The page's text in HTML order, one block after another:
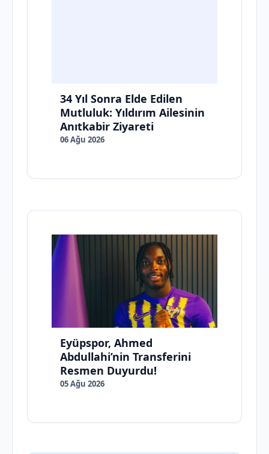
34 Yıl Sonra Elde Edilen
Mutluluk: Yıldırım Ailesinin
Anıtkabir Ziyareti
06 Ağu 2026
Eyüpspor, Ahmed
Abdullahi’nin Transferini
Resmen Duyurdu!
05 Ağu 2026